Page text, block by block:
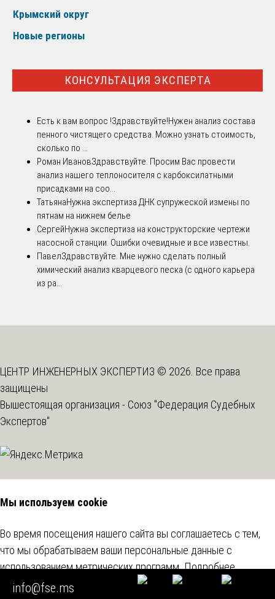
Крымский округ
Новые регионы
КОНСУЛЬТАЦИЯ ЭКСПЕРТА
Есть к вам вопрос !Здравствуйте!Нужен анализ состава
пенного чистящего средства. Можно узнать стоимость,
сколько по ...
Роман ИвановЗдравствуйте. Просим Вас провести
анализ нашего теплоносителя с карбоксилатными
присадками на соо...
ТатьянаНужна экспертиза ДНК супружеской измены по
пятнам на нижнем белье
СергейНужна экспертиза на конструкторские чертежи
насосной станции. Ошибки очевидные и все известны.
ПавелЗдравствуйте. Мне нужно сделать полный
химический анализ кварцевого песка (с одного карьера
из ра...
ЦЕНТР ИНЖЕНЕРНЫХ ЭКСПЕРТИЗ © 2026. Все права
защищены
Вышестоящая организация - Союз "Федерация Судебных
Экспертов"
info@fse.ms
Мы используем cookie
Во время посещения нашего сайта вы соглашаетесь с тем,
что мы обрабатываем ваши персональные данные с
использованием метрических программ.Подробнее